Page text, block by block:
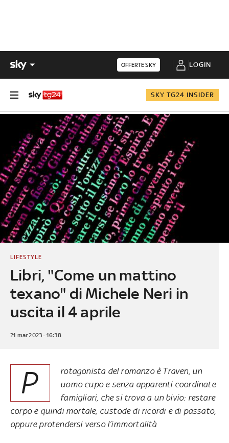
OFFERTE SKY LOGIN
SKY TG24 INSIDER
Libri, "Come un mattino
texano" di Michele Neri in
uscita il 4 aprile
LIFESTYLE
21 mar 2023 - 16:38
P
rotagonista del romanzo è Traven, un
uomo cupo e senza apparenti coordinate
famigliari, che si trova a un bivio: restare
corpo e quindi mortale, custode di ricordi e di passato,
oppure protendersi verso l’immortalità